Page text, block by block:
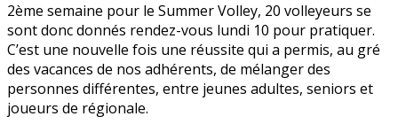
2ème semaine pour le Summer Volley, 20 volleyeurs se
sont donc donnés rendez-vous lundi 10 pour pratiquer.
C’est une nouvelle fois une réussite qui a permis, au gré
des vacances de nos adhérents, de mélanger des
personnes différentes, entre jeunes adultes, seniors et
joueurs de régionale.